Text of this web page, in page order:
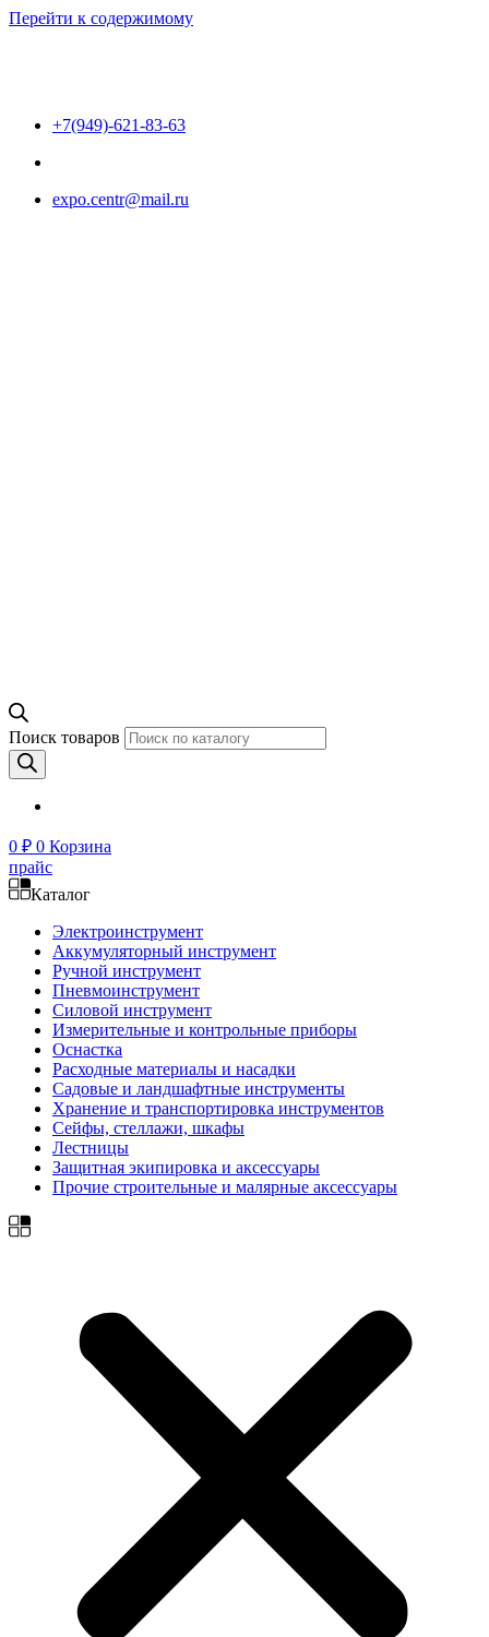
Перейти к содержимому
+7(949)-621-83-63
expo.centr@mail.ru
Поиск товаров
0 ₽ 0 Корзина
прайс
Каталог
Электроинструмент
Аккумуляторный инструмент
Ручной инструмент
Пневмоинструмент
Силовой инструмент
Измерительные и контрольные приборы
Оснастка
Расходные материалы и насадки
Садовые и ландшафтные инструменты
Хранение и транспортировка инструментов
Сейфы, стеллажи, шкафы
Лестницы
Защитная экипировка и аксессуары
Прочие строительные и малярные аксессуары